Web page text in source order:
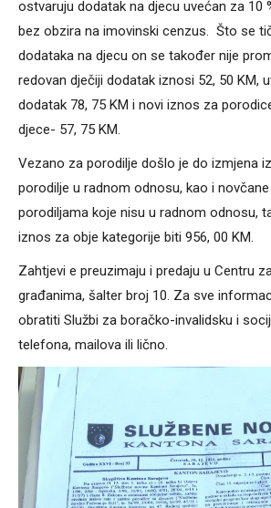
ostvaruju dodatak na djecu uvećan za 10
bez obzira na imovinski cenzus. Što se
dodataka na djecu on se također nije
redovan dječiji dodatak iznosi 52, 50 KM,
dodatak 78, 75 KM i novi iznos za
djece- 57, 75 KM.
Vezano za porodilje došlo je do izmjena
porodilje u radnom odnosu, kao i
porodiljama koje nisu u radnom odnosu,
iznos za obje kategorije biti 956, 00 KM.
Zahtjevi e preuzimaju i predaju u Centru
građanima, šalter broj 10. Za sve
obratiti Službi za boračko-invalidsku i
telefona, mailova ili lično.